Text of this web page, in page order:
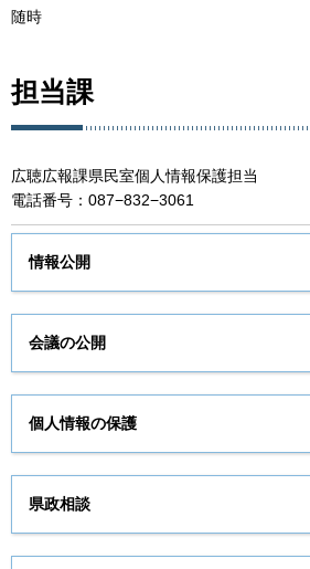
随時
担当課
広聴広報課県民室個人情報保護担当
電話番号：087−832−3061
情報公開
会議の公開
個人情報の保護
県政相談